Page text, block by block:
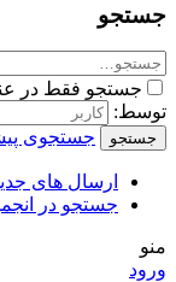
جستجو
جستجو فقط در
توسط:
جستجو جستجوی
ارسال های
جستجو در
منو
ورود